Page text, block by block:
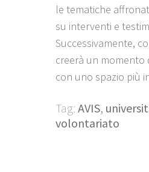
le tematiche
su interventi e
Successivamente,
creerà un momento
con uno spazio più
Tag: AVIS,
volontariato